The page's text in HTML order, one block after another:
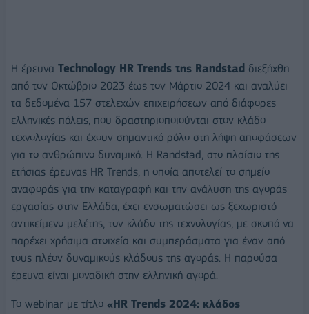
Η έρευνα Technology HR Trends της Randstad διεξήχθη
από τον Οκτώβριο 2023 έως τον Μάρτιο 2024 και αναλύει
τα δεδομένα 157 στελεχών επιχειρήσεων από διάφορες
ελληνικές πόλεις, που δραστηριοποιούνται στον κλάδο
τεχνολογίας και έχουν σημαντικό ρόλο στη λήψη αποφάσεων
για το ανθρώπινο δυναμικό. Η Randstad, στο πλαίσιο της
ετήσιας έρευνας HR Trends, η οποία αποτελεί το σημείο
αναφοράς για την καταγραφή και την ανάλυση της αγοράς
εργασίας στην Ελλάδα, έχει ενσωματώσει ως ξεχωριστό
αντικείμενο μελέτης, τον κλάδο της τεχνολογίας, με σκοπό να
παρέχει χρήσιμα στοιχεία και συμπεράσματα για έναν από
τους πλέον δυναμικούς κλάδους της αγοράς. Η παρούσα
έρευνα είναι μοναδική στην ελληνική αγορά.
Το webinar με τίτλο «HR Trends 2024: κλάδος